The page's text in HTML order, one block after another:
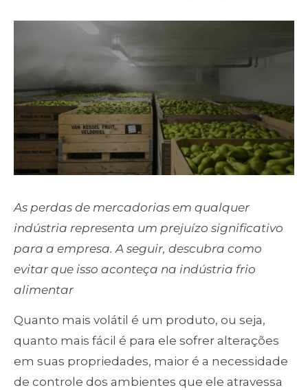
As perdas de mercadorias em qualquer
indústria representa um prejuízo significativo
para a empresa. A seguir, descubra como
evitar que isso aconteça na indústria frio
alimentar
Quanto mais volátil é um produto, ou seja,
quanto mais fácil é para ele sofrer alterações
em suas propriedades, maior é a necessidade
de controle dos ambientes que ele atravessa